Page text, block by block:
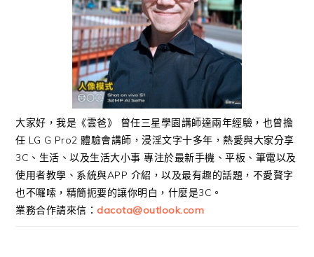
大家好，我是《雲爸》 曾任三星學園講師達兩年經驗，也曾擔
任 LG G Pro2 體驗會講師，浸淫文字十多年，熱愛與大家分享
3C、生活、以及生活大小事 專注於最新手機、平板、筆電以及
使用者教學、系統與APP 介紹，以及最有趣的話題，不愛贅字
也不囉嗦，精簡扼要的讓你明白，什麼是3C。
業務合作請來信： dacota@outlook.com